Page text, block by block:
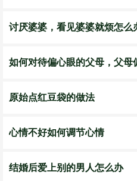
讨厌婆婆，看见婆婆就烦怎么
如何对待偏心眼的父母，父母
原始点红豆袋的做法
心情不好如何调节心情
结婚后爱上别的男人怎么办